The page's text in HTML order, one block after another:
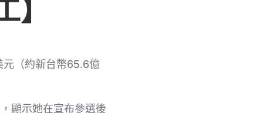
元（約新台幣65.6億
顯示她在宣布參選後